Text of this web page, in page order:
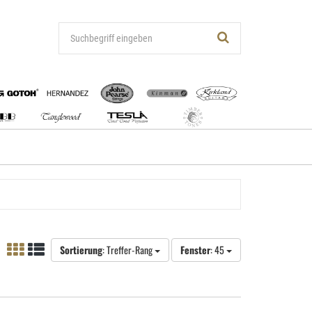
Sortierung: Treffer-Rang Fenster: 45